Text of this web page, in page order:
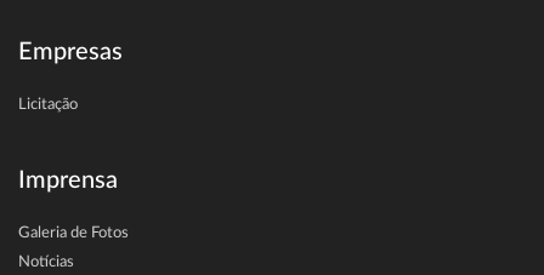
Empresas
Licitação
Imprensa
Galeria de Fotos
Notícias